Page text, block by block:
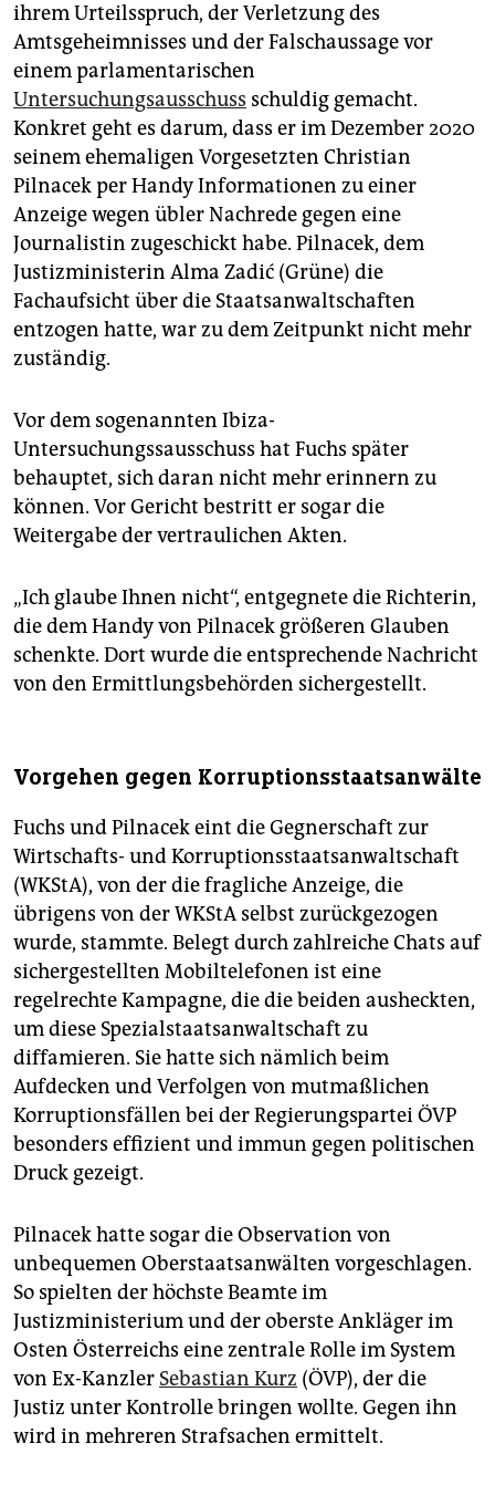
ihrem Urteilsspruch, der Verletzung des
Amtsgeheimnisses und der Falschaussage vor
einem parlamentarischen
Untersuchungsausschuss schuldig gemacht.
Konkret geht es darum, dass er im Dezember 2020
seinem ehemaligen Vorgesetzten Christian
Pilnacek per Handy Informationen zu einer
Anzeige wegen übler Nachrede gegen eine
Journalistin zugeschickt habe. Pil­na­cek, dem
Justizministerin Alma Zadić (Grüne) die
Fachaufsicht über die Staatsanwaltschaften
entzogen hatte, war zu dem Zeitpunkt nicht mehr
zuständig.
Vor dem sogenannten Ibiza-
Untersuchungssausschuss hat Fuchs später
behauptet, sich daran nicht mehr erinnern zu
können. Vor Gericht bestritt er sogar die
Weitergabe der vertraulichen Akten.
„Ich glaube Ihnen nicht“, entgegnete die Richterin,
die dem Handy von Pilnacek größeren Glauben
schenkte. Dort wurde die entsprechende Nachricht
von den Ermittlungsbehörden sichergestellt.
Vorgehen gegen Korruptionsstaatsanwälte
Fuchs und Pilnacek eint die Gegnerschaft zur
Wirtschafts- und Korruptionsstaatsanwaltschaft
(WKStA), von der die fragliche Anzeige, die
übrigens von der WKStA selbst zurückgezogen
wurde, stammte. Belegt durch zahlreiche Chats auf
sichergestellten Mobiltelefonen ist eine
regelrechte Kampagne, die die beiden ausheckten,
um diese Spezialstaatsanwaltschaft zu
diffamieren. Sie hatte sich nämlich beim
Aufdecken und Verfolgen von mutmaßlichen
Korruptionsfällen bei der Regierungspartei ÖVP
besonders effizient und immun gegen politischen
Druck gezeigt.
Pilnacek hatte sogar die Observation von
unbequemen Oberstaatsanwälten vorgeschlagen.
So spielten der höchste Beamte im
Justizministerium und der oberste Ankläger im
Osten Österreichs eine zentrale Rolle im System
von Ex-Kanzler Sebastian Kurz (ÖVP), der die
Justiz unter Kontrolle bringen wollte. Gegen ihn
wird in mehreren Strafsachen ermittelt.